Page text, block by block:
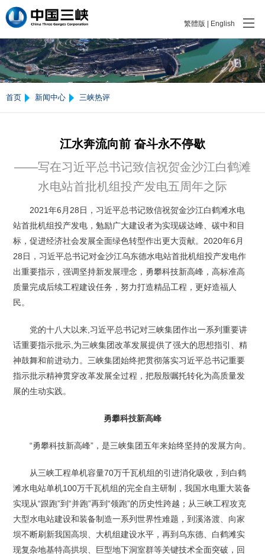
繁體版 English
首页 新闻中心 三峡热评
江水奔流向前 奋斗永不停歇
——写在习近平总书记致信祝贺金沙江白鹤滩
水电站首批机组投产发电五周年之际
2021年6月28日，习近平总书记致信祝贺金沙江白鹤滩水电
站首批机组投产发电，勉励广大建设者为实现碳达峰、碳中和目
标，促进经济社会发展全面绿色转型作出更大贡献。2020年6月
28日，习近平总书记对金沙江乌东德水电站首批机组投产发电作
出重要指示，强调坚持新发展理念，勇攀科技新高峰，高标准高
质量完成后续工程建设任务，努力打造精品工程，更好造福人
民。
党的十八大以来,习近平总书记对三峡集团作出一系列重要讲
话重要指示批示,为三峡集团改革发展提供了强大的思想指引、精
神鼓舞和前进动力。三峡集团始终把贯彻落实习近平总书记重要
指示批示精神贯穿改革发展全过程，把殷殷嘱托转化为高质量发
展的生动实践。
勇攀科技新高峰
“勇攀科技新高峰”，是三峡集团五年来始终坚持的发展方向。
从三峡工程单机容量70万千瓦机组的引进消化吸收，到白鹤
滩水电站单机100万千瓦机组的完全自主研制，我国水电重大装备
实现从“跟跑”到“并跑”再到“领跑”的历史性跨越；从三峡工程攻克
大型水电站建设和装备制造一系列世界性难题，到溪洛渡、向家
坝不断刷新我国高坝、大机组建设水平，再到乌东德、白鹤滩实
现复杂地基特高拱坝、巨型地下洞室群等关键技术全面突破，回